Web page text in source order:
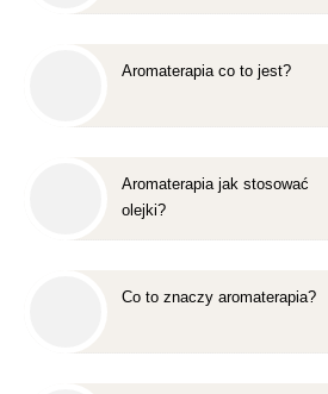
Aromaterapia co to jest?
Aromaterapia jak stosować
olejki?
Co to znaczy aromaterapia?